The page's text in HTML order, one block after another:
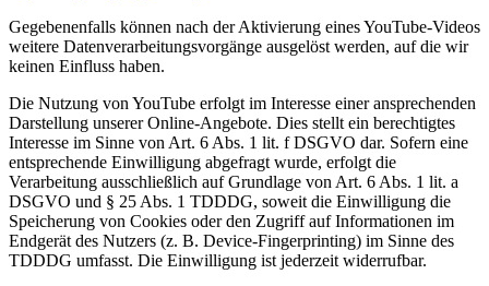
Gegebenenfalls können nach der Aktivierung eines YouTube-Videos
weitere Datenverarbeitungsvorgänge ausgelöst werden, auf die wir
keinen Einfluss haben.
Die Nutzung von YouTube erfolgt im Interesse einer ansprechenden
Darstellung unserer Online-Angebote. Dies stellt ein berechtigtes
Interesse im Sinne von Art. 6 Abs. 1 lit. f DSGVO dar. Sofern eine
entsprechende Einwilligung abgefragt wurde, erfolgt die
Verarbeitung ausschließlich auf Grundlage von Art. 6 Abs. 1 lit. a
DSGVO und § 25 Abs. 1 TDDDG, soweit die Einwilligung die
Speicherung von Cookies oder den Zugriff auf Informationen im
Endgerät des Nutzers (z. B. Device-Fingerprinting) im Sinne des
TDDDG umfasst. Die Einwilligung ist jederzeit widerrufbar.